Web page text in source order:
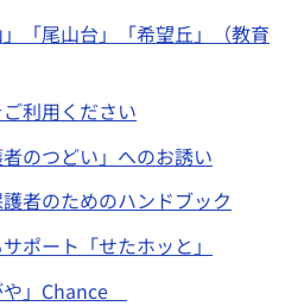
「尾山台」「希望丘」（教育
ご利用ください
のつどい」へのお誘い
者のためのハンドブック
ポート「せたホッと」
や」Chance